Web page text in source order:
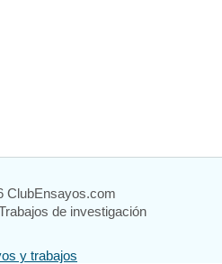
ClubEnsayos.com
de investigación
y trabajos